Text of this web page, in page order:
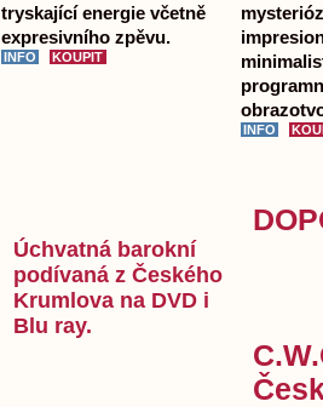
tryskající energie včetně
expresivního zpěvu.
Úchvatná barokní
podívaná z Českého
Krumlova na DVD i
Blu ray.